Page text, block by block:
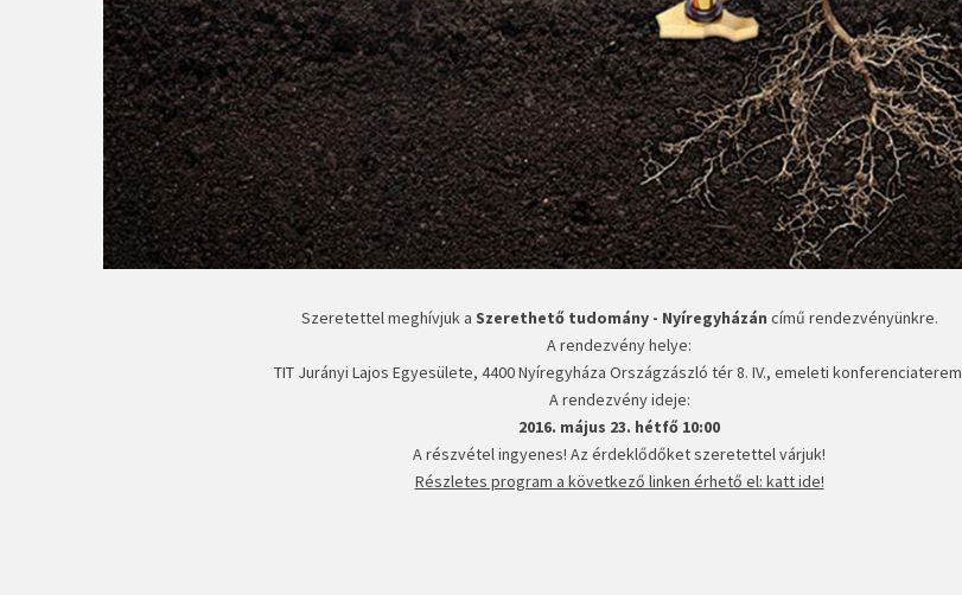
Szeretettel meghívjuk a Szerethető tudomány - Nyíregyházán című rendezvényünkre.
A rendezvény helye:
TIT Jurányi Lajos Egyesülete, 4400 Nyíregyháza Országzászló tér 8. IV., emeleti konferenciaterem
A rendezvény ideje:
2016. május 23. hétfő 10:00
A részvétel ingyenes! Az érdeklődőket szeretettel várjuk!
Részletes program a következő linken érhető el: katt ide!